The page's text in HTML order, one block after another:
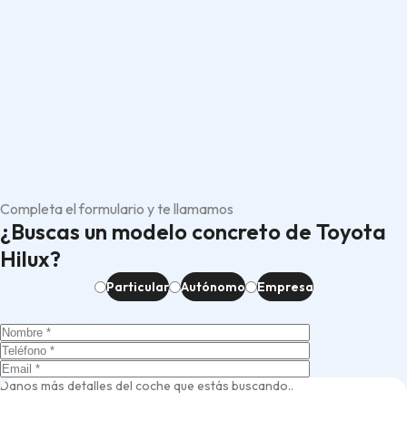
Completa el formulario y te llamamos
¿Buscas un modelo concreto de Toyota
Hilux?
Particular Autónomo Empresa